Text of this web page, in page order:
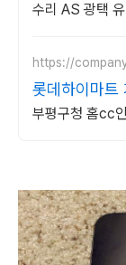
수리 AS 광택
https://
롯데하이마트
부평구청 홈cc